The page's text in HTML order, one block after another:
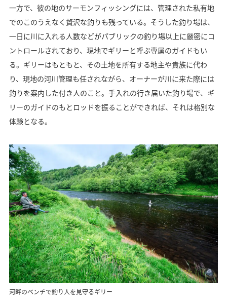
一方で、彼の地のサーモンフィッシングには、管理された私有地
でのこのうえなく贅沢な釣りも残っている。そうした釣り場は、
一日に川に入れる人数などがパブリックの釣り場以上に厳密にコ
ントロールされており、現地でギリーと呼ぶ専属のガイドもい
る。ギリーはもともと、その土地を所有する地主や貴族に代わ
り、現地の河川管理も任されながら、オーナーが川に来た際には
釣りを案内した付き人のこと。手入れの行き届いた釣り場で、ギ
リーのガイドのもとロッドを振ることができれば、それは格別な
体験となる。
河畔のベンチで釣り人を見守るギリー